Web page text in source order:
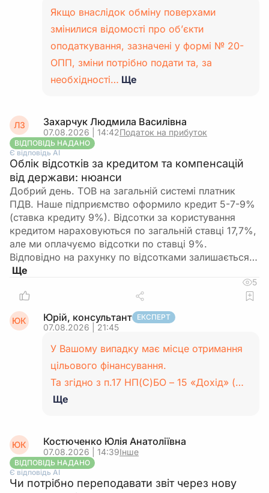
Якщо внаслідок обміну поверхами
змінилися відомості про об’єкти
оподаткування, зазначені у формі № 20-
ОПП, зміни потрібно подати та, за
необхідності… Ще
ЛЗ Захарчук Людмила Василівна
07.08.2026 | 14:42Податок на прибуток
ВІДПОВІДЬ НАДАНО
Є відповідь АІ
Облік відсотків за кредитом та компенсацій
від держави: нюанси
Добрий день. ТОВ на загальній системі платник
ПДВ. Наше підприємство оформило кредит 5-7-9%
(ставка кредиту 9%). Відсотки за користування
кредитом нараховуються по загальній ставці 17,7%,
але ми оплачуємо відсотки по ставці 9%.
Відповідно на рахунку по відсотками залишається…
5
ЮК Юрій, консультант ЕКСПЕРТ
07.08.2026 | 21:45
У Вашому випадку має місце отримання
цільового фінансування.
Та згідно з п.17 НП(С)БО – 15 «Дохід» (…
Ще
ЮК Костюченко Юлія Анатоліївна
07.08.2026 | 14:39Інше
ВІДПОВІДЬ НАДАНО
Є відповідь АІ
Чи потрібно переподавати звіт через нову